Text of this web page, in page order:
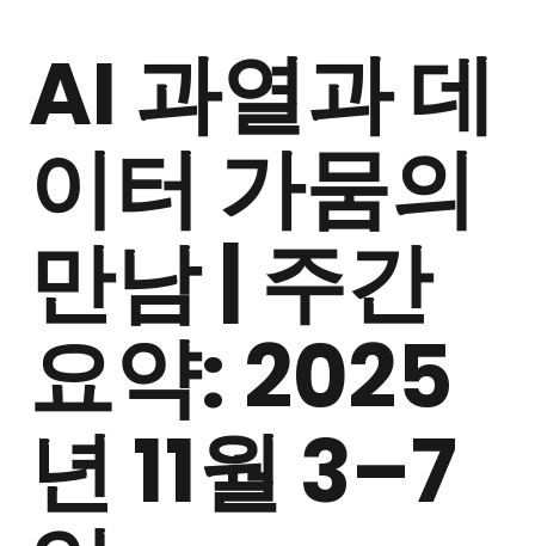
AI 과열과 데
이터 가뭄의
만남 | 주간
요약: 2025
년 11월 3–7